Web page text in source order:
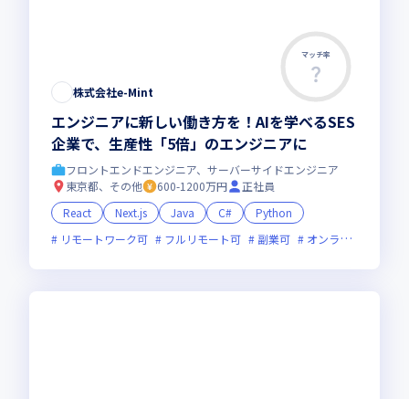
マッチ率
株式会社e-Mint
エンジニアに新しい働き方を！AIを学べるSES
企業で、生産性「5倍」のエンジニアに
フロントエンドエンジニア、サーバーサイドエンジニア
東京都、その他
600-1200万円
正社員
React
Next.js Java C#
Python
リモートワーク可
フルリモート可 副業可 オンライン選考可